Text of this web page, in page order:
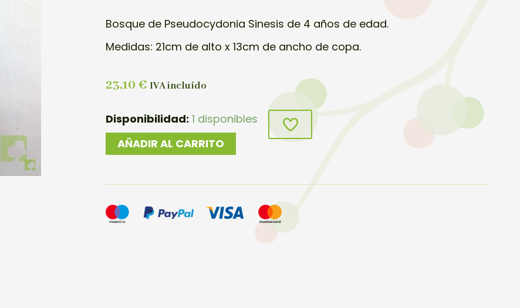
Bosque de Pseudocydonia Sinesis de 4 años de edad.
Medidas: 21cm de alto x 13cm de ancho de copa.
23,10€ IVA incluído
Disponibilidad: 1 disponibles
BOSQUE
PSEUDOCYDONIA
SINESIS
AÑADIR AL CARRITO